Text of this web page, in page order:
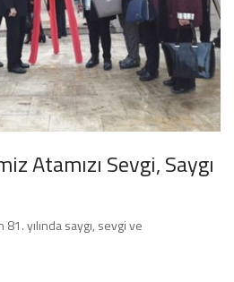
Atamızı Sevgi, Saygı
81. yılında saygı, sevgi ve